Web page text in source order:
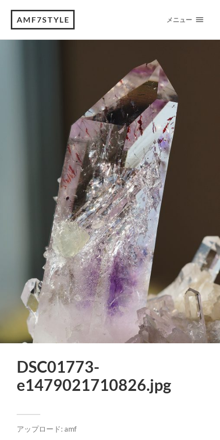
AMF7STYLE メニュー
DSC01773-
e1479021710826.jpg
アップロード: amf